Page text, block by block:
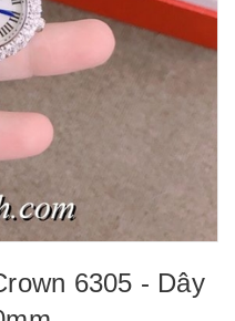
6305 - Dây